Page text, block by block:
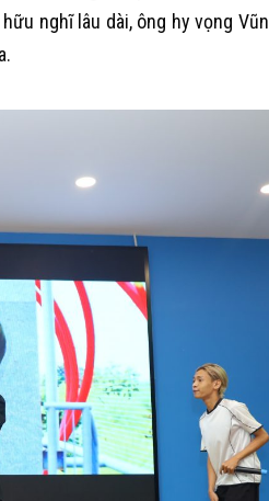
nghĩ lâu dài, ông hy vọng